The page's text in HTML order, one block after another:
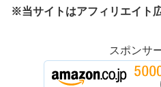
※当サイトはアフィリエイト
スポンサ